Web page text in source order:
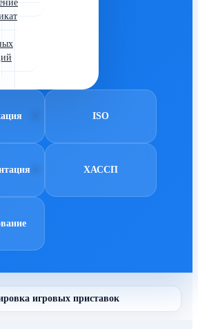
ISO
ХАССП
игровых приставок